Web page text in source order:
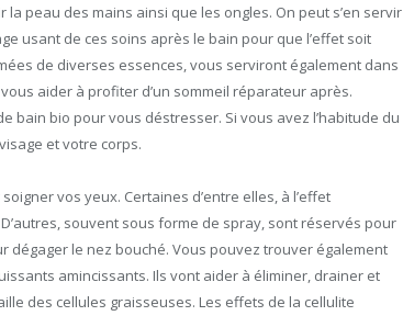
peau des mains ainsi que les ongles. On peut s’en servir
usant de ces soins après le bain pour que l’effet soit
de diverses essences, vous serviront également dans
aider à profiter d’un sommeil réparateur après.
bain bio pour vous déstresser. Si vous avez l’habitude du
et votre corps.
vos yeux. Certaines d’entre elles, à l’effet
souvent sous forme de spray, sont réservés pour
dégager le nez bouché. Vous pouvez trouver également
amincissants. Ils vont aider à éliminer, drainer et
des cellules graisseuses. Les effets de la cellulite